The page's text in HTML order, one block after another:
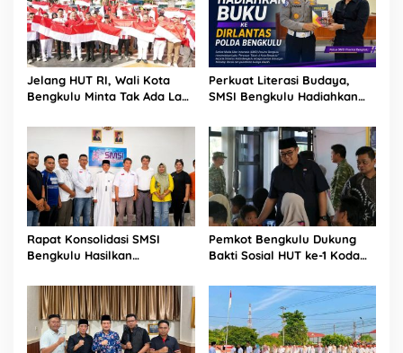
Jelang HUT RI, Wali Kota
Bengkulu Minta Tak Ada Lagi
Pemerintah
Perkuat Literasi Budaya,
SMSI Bengkulu Hadiahkan
Polda
Rapat Konsolidasi SMSI
Bengkulu Hasilkan
Pokja Newsroom Kolaboratif
Pemkot Bengkulu Dukung
Bakti Sosial HUT ke-1 Kodam
Sinergi untuk Masyarakat